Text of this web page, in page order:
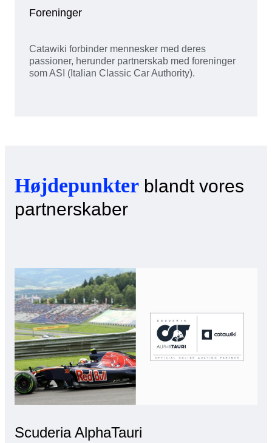
Foreninger
Catawiki forbinder mennesker med deres
passioner, herunder partnerskab med foreninger
som ASI (Italian Classic Car Authority).
Højdepunkter blandt vores
partnerskaber
Scuderia AlphaTauri